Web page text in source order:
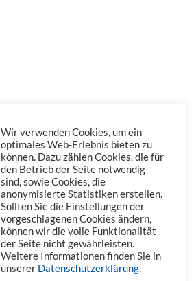
Wir verwenden Cookies, um ein
optimales Web-Erlebnis bieten zu
können. Dazu zählen Cookies, die für
den Betrieb der Seite notwendig
sind, sowie Cookies, die
anonymisierte Statistiken erstellen.
Sollten Sie die Einstellungen der
vorgeschlagenen Cookies ändern,
können wir die volle Funktionalität
der Seite nicht gewährleisten.
Weitere Informationen finden Sie in
unserer Datenschutzerklärung.